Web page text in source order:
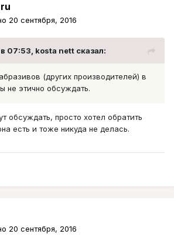
20 сентября, 2016
07:53, kosta nett сказал:
(других производителей) в
не этично обсуждать.
обсуждать, просто хотел обратить
есть и тоже никуда не делась.
20 сентября, 2016